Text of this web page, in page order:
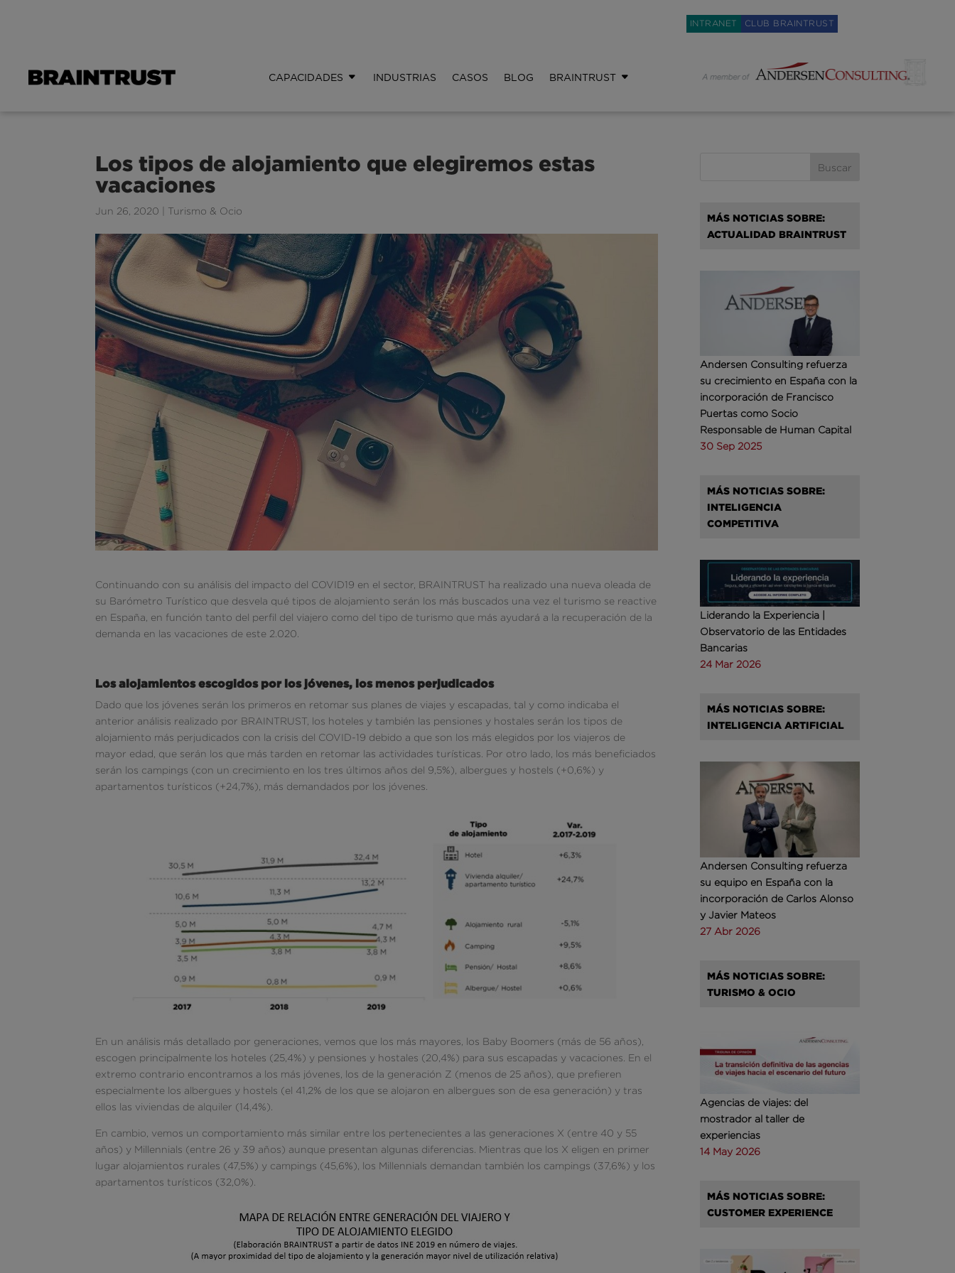
INTRANET CLUB BRAINTRUST
CAPACIDADES INDUSTRIAS CASOS BLOG BRAINTRUST
Los tipos de alojamiento que elegiremos estas
vacaciones
Jun 26, 2020 Turismo & Ocio
Continuando con su análisis del impacto del COVID19 en el sector, BRAINTRUST ha realizado una nueva oleada de
su Barómetro Turístico que desvela qué tipos de alojamiento serán los más buscados una vez el turismo se reactive
en España, en función tanto del perfil del viajero como del tipo de turismo que más ayudará a la recuperación de la
demanda en las vacaciones de este 2.020.
Los alojamientos escogidos por los jóvenes, los menos perjudicados
Dado que los jóvenes serán los primeros en retomar sus planes de viajes y escapadas, tal y como indicaba el
anterior análisis realizado por BRAINTRUST, los hoteles y también las pensiones y hostales serán los tipos de
alojamiento más perjudicados con la crisis del COVID-19 debido a que son los más elegidos por los viajeros de
mayor edad, que serán los que más tarden en retomar las actividades turísticas. Por otro lado, los más beneficiados
serán los campings (con un crecimiento en los tres últimos años del 9,5%), albergues y hostels (+0,6%) y
apartamentos turísticos (+24,7%), más demandados por los jóvenes.
En un análisis más detallado por generaciones, vemos que los más mayores, los Baby Boomers (más de 56 años),
escogen principalmente los hoteles (25,4%) y pensiones y hostales (20,4%) para sus escapadas y vacaciones. En el
extremo contrario encontramos a los más jóvenes, los de la generación Z (menos de 25 años), que prefieren
especialmente los albergues y hostels (el 41,2% de los que se alojaron en albergues son de esa generación) y tras
ellos las viviendas de alquiler (14,4%).
En cambio, vemos un comportamiento más similar entre los pertenecientes a las generaciones X (entre 40 y 55
años) y Millennials (entre 26 y 39 años) aunque presentan algunas diferencias. Mientras que los X eligen en primer
lugar alojamientos rurales (47,5%) y campings (45,6%), los Millennials demandan también los campings (37,6%) y los
apartamentos turísticos (32,0%).
MÁS NOTICIAS SOBRE:
ACTUALIDAD BRAINTRUST
Andersen Consulting refuerza
su crecimiento en España con la
incorporación de Francisco
Puertas como Socio
Responsable de Human Capital
30 Sep 2025
MÁS NOTICIAS SOBRE:
INTELIGENCIA
COMPETITIVA
Liderando la Experiencia |
Observatorio de las Entidades
Bancarias
24 Mar 2026
MÁS NOTICIAS SOBRE:
INTELIGENCIA ARTIFICIAL
Andersen Consulting refuerza
su equipo en España con la
incorporación de Carlos Alonso
y Javier Mateos
27 Abr 2026
MÁS NOTICIAS SOBRE:
TURISMO & OCIO
Agencias de viajes: del
mostrador al taller de
experiencias
14 May 2026
MÁS NOTICIAS SOBRE:
CUSTOMER EXPERIENCE